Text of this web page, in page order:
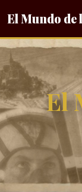
El Mundo de
El